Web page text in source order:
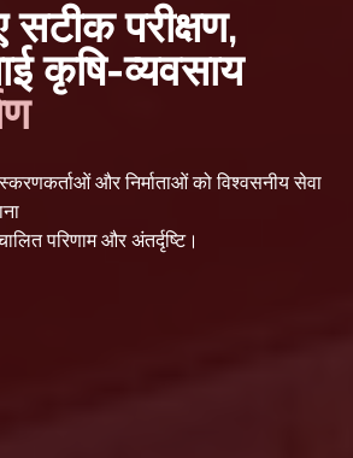
परीक्षण,
कृषि-व्यवसाय
और निर्माताओं को विश्वसनीय सेवा
परिणाम और अंतर्दृष्टि।